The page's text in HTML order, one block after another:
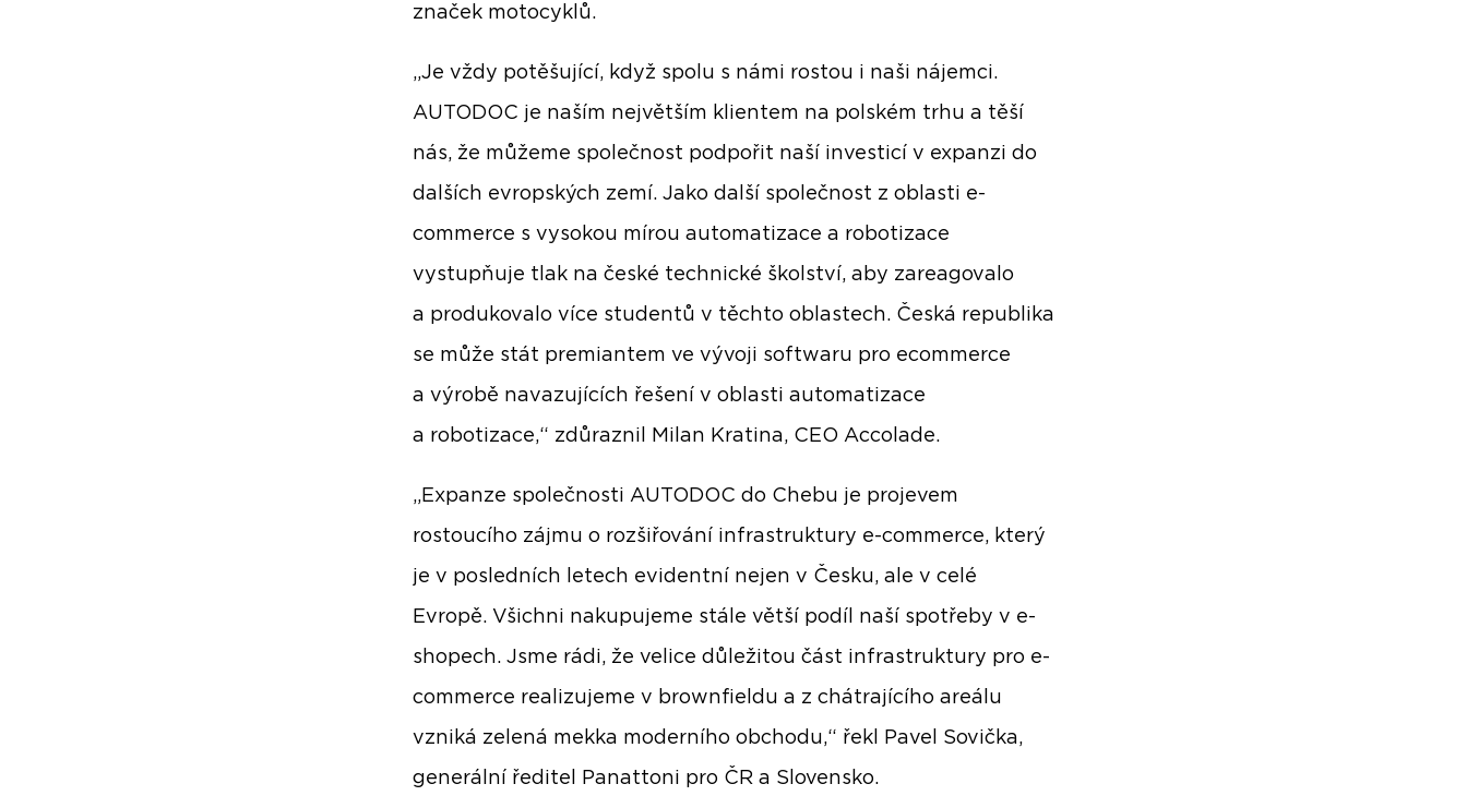
značek motocyklů.
„Je vždy potěšující, když spolu s námi rostou i naši nájemci.
AUTODOC je naším největším klientem na polském trhu a těší
nás, že můžeme společnost podpořit naší investicí v expanzi do
dalších evropských zemí. Jako další společnost z oblasti e-
commerce s vysokou mírou automatizace a robotizace
vystupňuje tlak na české technické školství, aby zareagovalo
a produkovalo více studentů v těchto oblastech. Česká republika
se může stát premiantem ve vývoji softwaru pro ecommerce
a výrobě navazujících řešení v oblasti automatizace
a robotizace,“ zdůraznil Milan Kratina, CEO Accolade.
„Expanze společnosti AUTODOC do Chebu je projevem
rostoucího zájmu o rozšiřování infrastruktury e-commerce, který
je v posledních letech evidentní nejen v Česku, ale v celé
Evropě. Všichni nakupujeme stále větší podíl naší spotřeby v e-
shopech. Jsme rádi, že velice důležitou část infrastruktury pro e-
commerce realizujeme v brownfieldu a z chátrajícího areálu
vzniká zelená mekka moderního obchodu,“ řekl Pavel Sovička,
generální ředitel Panattoni pro ČR a Slovensko.